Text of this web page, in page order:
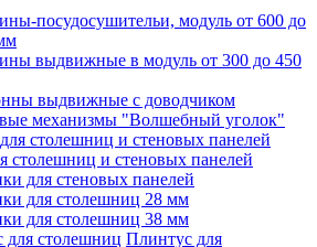
посудосушительи, модуль от 600 до
выдвижные в модуль от 300 до 450
выдвижные с доводчиком
механизмы "Волшебный уголок"
столешниц и стеновых панелей
для стеновых панелей
для столешниц 28 мм
для столешниц 38 мм
Плинтус для